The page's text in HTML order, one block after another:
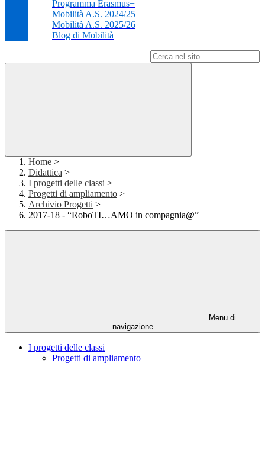
Programma Erasmus+
Mobilità A.S. 2024/25
Mobilità A.S. 2025/26
Blog di Mobilità
Home >
Didattica >
I progetti delle classi >
Progetti di ampliamento >
Archivio Progetti >
2017-18 - “RoboTI…AMO in compagnia@”
Menu di
navigazione
I progetti delle classi
Progetti di ampliamento